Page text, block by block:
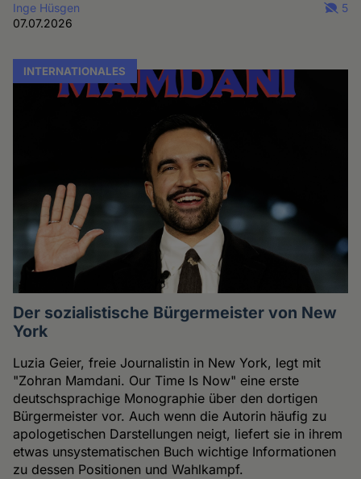
Inge Hüsgen
07.07.2026
5
INTERNATIONALES
Der sozialistische Bürgermeister von New
York
Luzia Geier, freie Journalistin in New York, legt mit
"Zohran Mamdani. Our Time Is Now" eine erste
deutschsprachige Monographie über den dortigen
Bürgermeister vor. Auch wenn die Autorin häufig zu
apologetischen Darstellungen neigt, liefert sie in ihrem
etwas unsystematischen Buch wichtige Informationen
zu dessen Positionen und Wahlkampf.